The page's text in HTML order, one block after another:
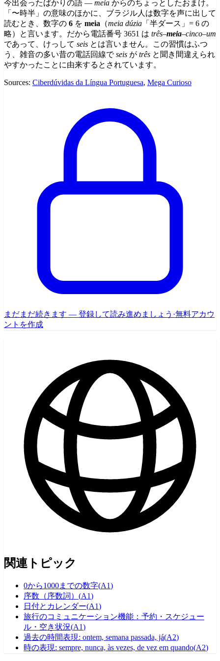
今出会ったばかりの語 — meia からのちょっとしたおまけ。
「〜時半」の意味のほかに、ブラジル人は数字を声に出して
読むとき、数字の 6 を meia （meia dúzia 「半ダース」= 6 の
略）と言います。だから電話番号 3651 は três–meia–cinco–um
であって、けっして seis とは言いません。この習慣はふつ
う、雑音の多い昔の電話回線でseis が três と聞き間違えられ
やすかったことに由来するとされています。
Sources: Ciberdúvidas da Língua Portuguesa, Mega Curioso
まだまだ続きます — 登録して読み進めましょう ·無料アカウ
ントを作成
関連トピック
0から1000までの数字(A1)
序数（序数詞） (A1)
日付とカレンダー(A1)
旅行のコミュニケーション機能：予約・スケジュー
ル・空き状況(A1)
過去の時間表現: ontem, semana passada, já(A2)
時の表現: sempre, nunca, às vezes, de vez em quando(A2)